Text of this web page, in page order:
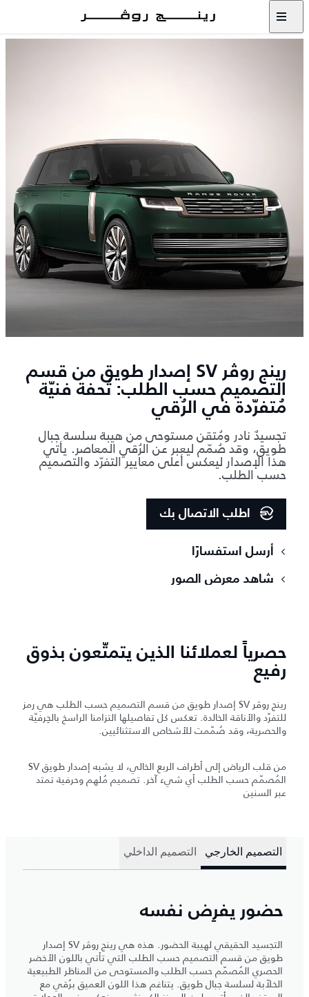
رينج روڤر SV إصدار طويق من قسم
التصميم حسب الطلب: تُحفة فنيّة
مُتفرّدة في الرُقي
تجسيدٌ نادر ومُتقن مستوحى من هيبة سلسة جبال
طويق، وقد صُمّم ليعبر عن الرُقي المعاصر. يأتي
هذا الإصدار ليعكس أعلى معايير التفرّد والتصميم
حسب الطلب.
اطلب الاتصال بك
أرسل استفسارًا
شاهد معرض الصور
حصرياً لعملائنا الذين يتمتّعون بذوق
رفيع
رينج روڤر SV إصدار طويق من قسم التصميم حسب الطلب هي رمز
للتفرّد والأناقة الخالدة. تعكس كل تفاصيلها التزامنا الراسخ بالحِرفيّة
والحصرية، وقد صُمّمت للأشخاص الاستثنائيين.
من قلب الرياض إلى أطراف الربع الخالي، لا يشبه إصدار طويق SV
المُصمّم حسب الطلب أي شيء آخر. تصميم مُلهم وحرفية تمتد
عبر السنين
التصميم الخارجي التصميم الداخلي
حضور يفرِض نفسه
التجسيد الحقيقي لهيبة الحضور. هذه هي رينج روڤر SV إصدار
طويق من قسم التصميم حسب الطلب التي تأتي باللون الأخضر
الحصري المُصمّم حسب الطلب والمستوحى من المناظر الطبيعية
الخلاّبة لسلسة جبال طويق. يتناغم هذا اللون العميق برُقي مع